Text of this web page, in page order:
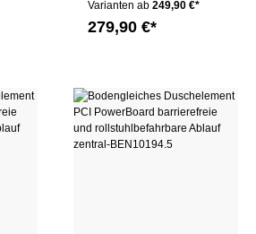
Varianten ab 249,90 €*
279,90 €*